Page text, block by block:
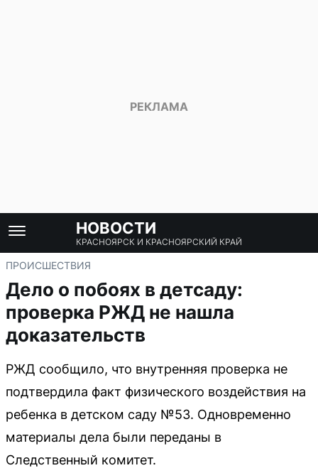
НОВОСТИ
КРАСНОЯРСК И КРАСНОЯРСКИЙ КРАЙ
ПРОИСШЕСТВИЯ
Дело о побоях в детсаду:
проверка РЖД не нашла
доказательств
РЖД сообщило, что внутренняя проверка не
подтвердила факт физического воздействия на
ребенка в детском саду №53. Одновременно
материалы дела были переданы в
Следственный комитет.